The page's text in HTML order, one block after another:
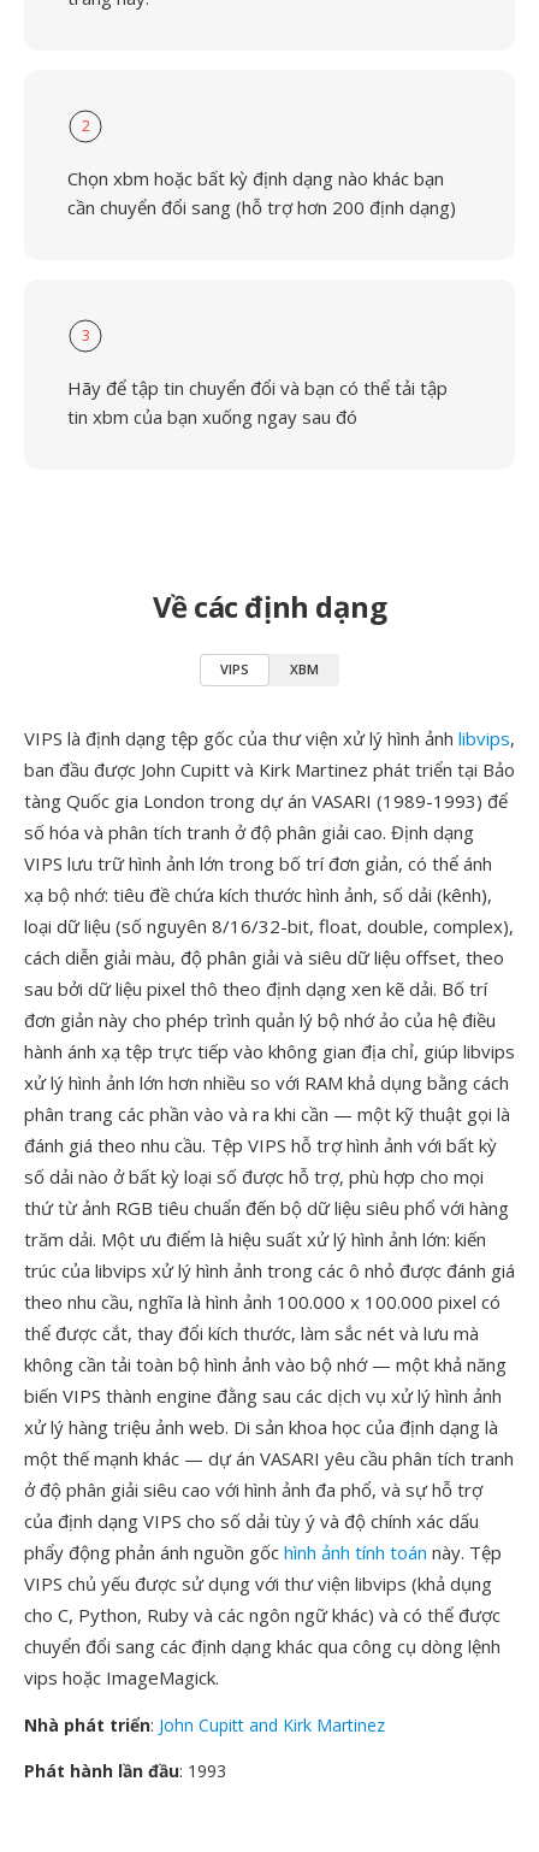
2
Chọn xbm hoặc bất kỳ định dạng nào khác bạn
cần chuyển đổi sang (hỗ trợ hơn 200 định dạng)
3
Hãy để tập tin chuyển đổi và bạn có thể tải tập
tin xbm của bạn xuống ngay sau đó
Về các định dạng
VIPS XBM
VIPS là định dạng tệp gốc của thư viện xử lý hình ảnh libvips,
ban đầu được John Cupitt và Kirk Martinez phát triển tại Bảo
tàng Quốc gia London trong dự án VASARI (1989-1993) để
số hóa và phân tích tranh ở độ phân giải cao. Định dạng
VIPS lưu trữ hình ảnh lớn trong bố trí đơn giản, có thể ánh
xạ bộ nhớ: tiêu đề chứa kích thước hình ảnh, số dải (kênh),
loại dữ liệu (số nguyên 8/16/32-bit, float, double, complex),
cách diễn giải màu, độ phân giải và siêu dữ liệu offset, theo
sau bởi dữ liệu pixel thô theo định dạng xen kẽ dải. Bố trí
đơn giản này cho phép trình quản lý bộ nhớ ảo của hệ điều
hành ánh xạ tệp trực tiếp vào không gian địa chỉ, giúp libvips
xử lý hình ảnh lớn hơn nhiều so với RAM khả dụng bằng cách
phân trang các phần vào và ra khi cần — một kỹ thuật gọi là
đánh giá theo nhu cầu. Tệp VIPS hỗ trợ hình ảnh với bất kỳ
số dải nào ở bất kỳ loại số được hỗ trợ, phù hợp cho mọi
thứ từ ảnh RGB tiêu chuẩn đến bộ dữ liệu siêu phổ với hàng
trăm dải. Một ưu điểm là hiệu suất xử lý hình ảnh lớn: kiến
trúc của libvips xử lý hình ảnh trong các ô nhỏ được đánh giá
theo nhu cầu, nghĩa là hình ảnh 100.000 x 100.000 pixel có
thể được cắt, thay đổi kích thước, làm sắc nét và lưu mà
không cần tải toàn bộ hình ảnh vào bộ nhớ — một khả năng
biến VIPS thành engine đằng sau các dịch vụ xử lý hình ảnh
xử lý hàng triệu ảnh web. Di sản khoa học của định dạng là
một thế mạnh khác — dự án VASARI yêu cầu phân tích tranh
ở độ phân giải siêu cao với hình ảnh đa phổ, và sự hỗ trợ
của định dạng VIPS cho số dải tùy ý và độ chính xác dấu
phẩy động phản ánh nguồn gốc hình ảnh tính toán này. Tệp
VIPS chủ yếu được sử dụng với thư viện libvips (khả dụng
cho C, Python, Ruby và các ngôn ngữ khác) và có thể được
chuyển đổi sang các định dạng khác qua công cụ dòng lệnh
vips hoặc ImageMagick.
Nhà phát triển: John Cupitt and Kirk Martinez
Phát hành lần đầu: 1993